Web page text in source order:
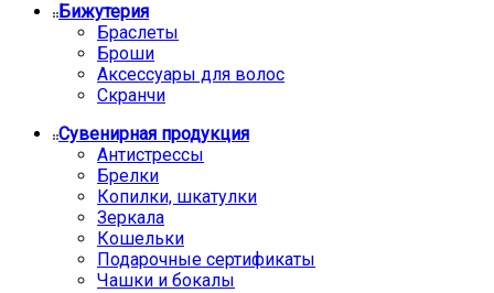
Бижутерия
Браслеты
Броши
Аксессуары для волос
Скранчи
Сувенирная продукция
Антистрессы
Брелки
Копилки, шкатулки
Зеркала
Кошельки
Подарочные сертификаты
Чашки и бокалы